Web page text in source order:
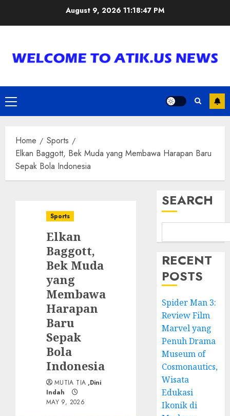
August 9, 2026 11:18:48 PM
Primary
Menu
Home
Sports
Elkan Baggott, Bek Muda yang Membawa Harapan Baru
Sepak Bola Indonesia
Sports
Elkan
Baggott,
Bek Muda
yang
Membawa
Harapan
Baru
Sepak
Bola
Indonesia
MUTIA TIA ,Dini
Indah
MAY 9, 2026
SEARCH
RECENT
POSTS
Spider Man 3:
Review Film
Marvel yang
Penuh Drama
Museum of
Cosmonautics,
Wisata
Edukasi
Ikonik di